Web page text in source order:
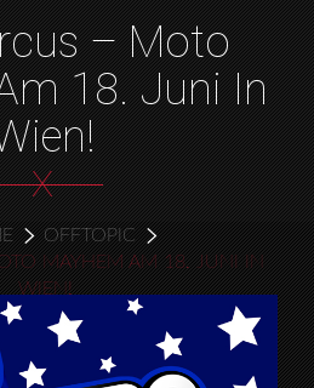
– Moto
18. Juni In
X
OFFTOPIC
MAYHEM AM 18. JUNI IN
WIEN!